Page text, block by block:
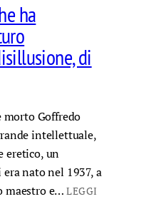
ha
di
morto Goffredo
intellettuale,
eretico, un
nato nel 1937, a
maestro e…LEGGI